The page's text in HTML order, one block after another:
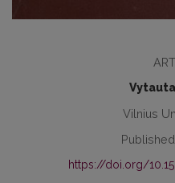
Vilnius
https://doi.org/